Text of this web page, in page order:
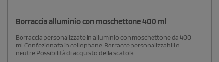
Borraccia alluminio con moschettone 400 ml
Borraccia personalizzate in alluminio con moschettone da 400
ml. Confezionata in cellophane. Borracce personalizzabili o
neutre.Possibilità di acquisto della scatola